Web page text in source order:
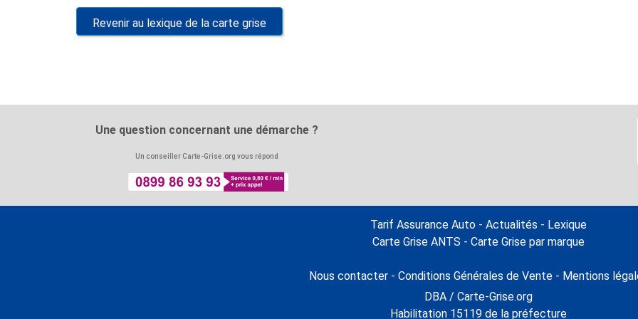
Revenir au lexique de la carte grise
Une question concernant une démarche ?
Un conseiller Carte-Grise.org vous répond
Tarif Assurance Auto - Actualités - Lexique
Carte Grise ANTS - Carte Grise par marque
Nous contacter- Conditions Générales de Vente- Mentions
DBA / Carte-Grise.org
Habilitation 15119 de la préfecture